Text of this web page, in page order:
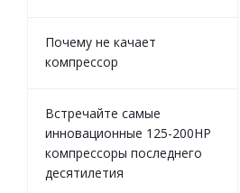
Почему не качает
компрессор
Встречайте самые
инновационные 125-200HP
компрессоры последнего
десятилетия